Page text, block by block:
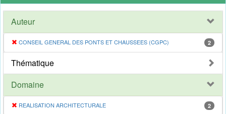
Auteur
CONSEIL GENERAL DES PONTS ET CHAUSSEES (CGPC) 2
Thématique
Domaine
REALISATION ARCHITECTURALE 2